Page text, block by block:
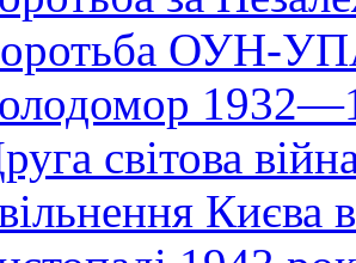
ОУН-УПА
світова
Києва